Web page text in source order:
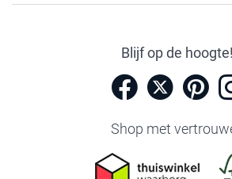
Blijf op de hoogte!
Shop met